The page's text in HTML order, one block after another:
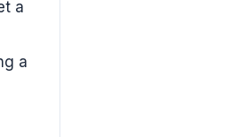
a
a